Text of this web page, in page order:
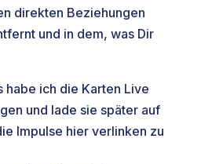
direkten Beziehungen
und in dem, was Dir
habe ich die Karten Live
und lade sie später auf
Impulse hier verlinken zu